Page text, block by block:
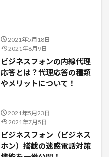
2021年5月18日
2021年8月9日
ビジネスフォンの内線代理
応答とは？代理応答の種類
やメリットについて！
2021年5月23日
2021年7月5日
ビジネスフォン（ビジネス
ホン）搭載の迷惑電話対策